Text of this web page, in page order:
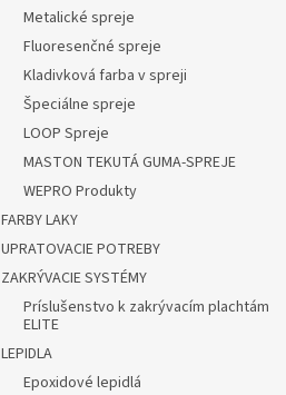
Metalické spreje
Fluoresenčné spreje
Kladivková farba v spreji
Špeciálne spreje
LOOP Spreje
MASTON TEKUTÁ GUMA-SPREJE
WEPRO Produkty
FARBY LAKY
UPRATOVACIE POTREBY
ZAKRÝVACIE SYSTÉMY
Príslušenstvo k zakrývacím plachtám
ELITE
LEPIDLA
Epoxidové lepidlá